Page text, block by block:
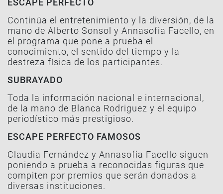
Continúa el entretenimiento y la diversión, de la
mano de Alberto Sonsol y Annasofia Facello, en
el programa que pone a prueba el
conocimiento, el sentido del tiempo y la
destreza física de los participantes.
SUBRAYADO
Toda la información nacional e internacional,
de la mano de Blanca Rodriguez y el equipo
periodístico más prestigioso.
ESCAPE PERFECTO FAMOSOS
Claudia Fernández y Annasofia Facello siguen
poniendo a prueba a reconocidas figuras que
compiten por premios que serán donados a
diversas instituciones.